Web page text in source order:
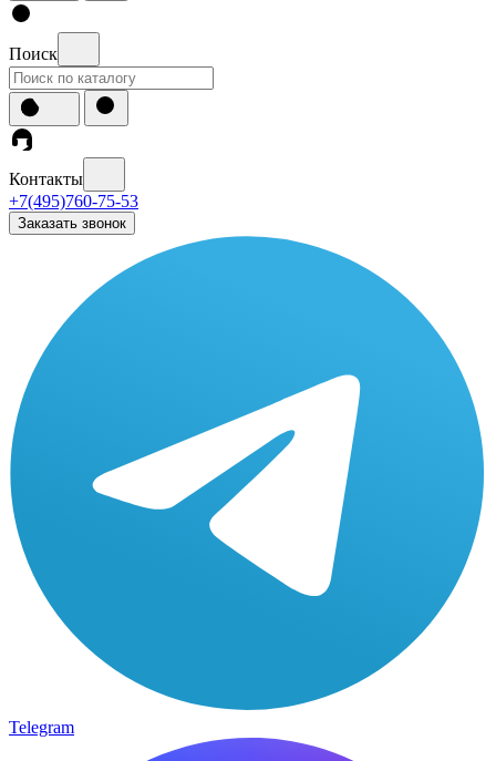
Поиск
Контакты
+7(495)760-75-53
Заказать звонок
Telegram